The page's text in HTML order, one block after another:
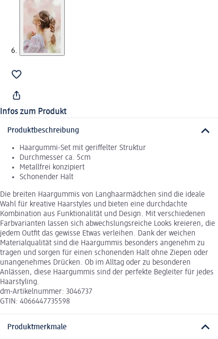
Infos zum Produkt
Produktbeschreibung
Haargummi-Set mit geriffelter Struktur
Durchmesser ca. 5cm
Metallfrei konzipiert
Schonender Halt
Die breiten Haargummis von Langhaarmädchen sind die ideale
Wahl für kreative Haarstyles und bieten eine durchdachte
Kombination aus Funktionalität und Design. Mit verschiedenen
Farbvarianten lassen sich abwechslungsreiche Looks kreieren, die
jedem Outfit das gewisse Etwas verleihen. Dank der weichen
Materialqualität sind die Haargummis besonders angenehm zu
tragen und sorgen für einen schonenden Halt ohne Ziepen oder
unangenehmes Drücken. Ob im Alltag oder zu besonderen
Anlässen, diese Haargummis sind der perfekte Begleiter für jedes
Haarstyling.
dm-Artikelnummer: 3046737
GTIN: 4066447735598
Produktmerkmale